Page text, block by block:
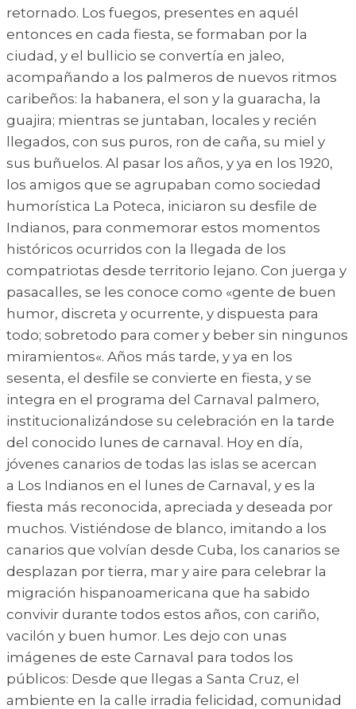
retornado. Los fuegos, presentes en aquél
entonces en cada fiesta, se formaban por la
ciudad, y el bullicio se convertía en jaleo,
acompañando a los palmeros de nuevos ritmos
caribeños: la habanera, el son y la guaracha, la
guajira; mientras se juntaban, locales y recién
llegados, con sus puros, ron de caña, su miel y
sus buñuelos. Al pasar los años, y ya en los 1920,
los amigos que se agrupaban como sociedad
humorística La Poteca, iniciaron su desfile de
Indianos, para conmemorar estos momentos
históricos ocurridos con la llegada de los
compatriotas desde territorio lejano. Con juerga y
pasacalles, se les conoce como «gente de buen
humor, discreta y ocurrente, y dispuesta para
todo; sobretodo para comer y beber sin ningunos
miramientos«. Años más tarde, y ya en los
sesenta, el desfile se convierte en fiesta, y se
integra en el programa del Carnaval palmero,
institucionalizándose su celebración en la tarde
del conocido lunes de carnaval. Hoy en día,
jóvenes canarios de todas las islas se acercan
a Los Indianos en el lunes de Carnaval, y es la
fiesta más reconocida, apreciada y deseada por
muchos. Vistiéndose de blanco, imitando a los
canarios que volvían desde Cuba, los canarios se
desplazan por tierra, mar y aire para celebrar la
migración hispanoamericana que ha sabido
convivir durante todos estos años, con cariño,
vacilón y buen humor. Les dejo con unas
imágenes de este Carnaval para todos los
públicos: Desde que llegas a Santa Cruz, el
ambiente en la calle irradia felicidad, comunidad